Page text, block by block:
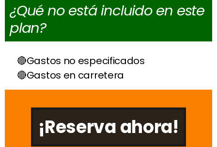
¿Qué no está incluido en este
plan?
Gastos no especificados
Gastos en carretera
¡Reserva ahora!